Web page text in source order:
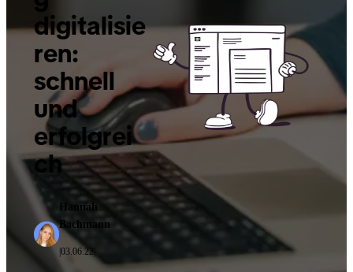
digitalisie
ren:
schnell
und
erfolgrei
ch
Hannah
Bachmann
03.06.22